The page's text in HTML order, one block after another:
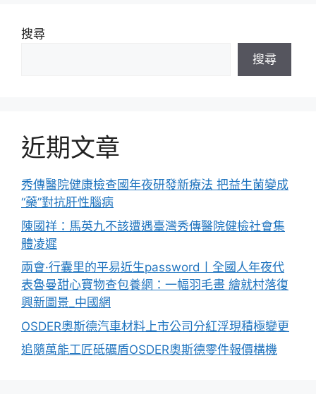
搜尋
搜尋
近期文章
秀傳醫院健康檢查國年夜研發新療法 把益生菌變成
“藥”對抗肝性腦病
陳國祥：馬英九不該遭遇臺灣秀傳醫院健檢社會集
體凌遲
兩會·行囊里的平易近生password丨全國人年夜代
表魯曼甜心寶物查包養網：一幅羽毛畫 繪就村落復
興新圖景_中國網
OSDER奧斯德汽車材料上市公司分紅浮現積極變更
追隨萬能工匠砥礪盾OSDER奧斯德零件報價構機